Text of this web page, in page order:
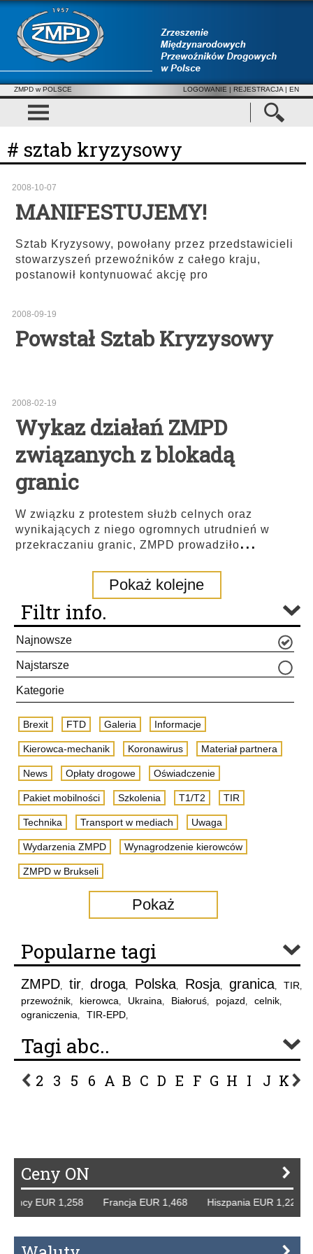
ZMPD w POLSCE LOGOWANIE | REJESTRACJA | EN
# sztab kryzysowy
2008-10-07
MANIFESTUJEMY!
Sztab Kryzysowy, powołany przez przedstawicieli
stowarzyszeń przewoźników z całego kraju,
postanowił kontynuować akcję pro
2008-09-19
Powstał Sztab Kryzysowy
2008-02-19
Wykaz działań ZMPD
związanych z blokadą
granic
W związku z protestem służb celnych oraz
wynikających z niego ogromnych utrudnień w
przekraczaniu granic, ZMPD prowadziło...
Pokaż kolejne
Filtr info.
Najnowsze
Najstarsze
Kategorie
Brexit FTD Galeria Informacje
Kierowca-mechanik Koronawirus Materiał partnera
News Opłaty drogowe Oświadczenie
Pakiet mobilności Szkolenia T1/T2 TIR
Technika Transport w mediach Uwaga
Wydarzenia ZMPD Wynagrodzenie kierowców
ZMPD w Brukseli
Pokaż
Popularne tagi
ZMPD, tir, droga, Polska, Rosja, granica, TIR,
przewoźnik, kierowca, Ukraina, Białoruś, pojazd, celnik,
ograniczenia, TIR-EPD,
Tagi abc..
2 3 5 6 A B C D E F G H I J K L
Ceny ON
EUR 1,258 Francja EUR 1,468 Hiszpania EUR